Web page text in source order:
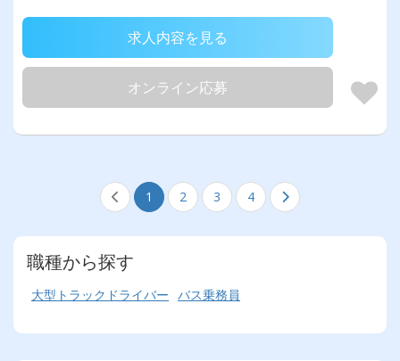
求人内容を見る
オンライン応募
1 2 3 4
職種から探す
大型トラックドライバー バス乗務員